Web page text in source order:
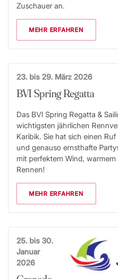
Zuschauer an.
MEHR ERFAHREN
23. bis 29. März 2026
BVI Spring Regatta
Das BVI Spring Regatta &
wichtigsten jährlichen
Karibik. Sie hat sich einen
und genauso ernsthafte
mit perfektem Wind, warmem
Rennen!
MEHR ERFAHREN
25. bis 30.
Januar
2026